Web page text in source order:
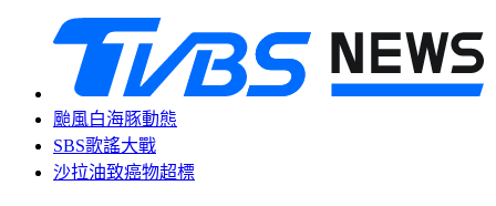
颱風白海豚動態
SBS歌謠大戰
沙拉油致癌物超標